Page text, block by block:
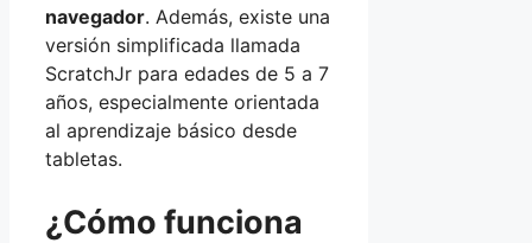
navegador. Además, existe una
versión simplificada llamada
ScratchJr para edades de 5 a 7
años, especialmente orientada
al aprendizaje básico desde
tabletas.
¿Cómo funciona